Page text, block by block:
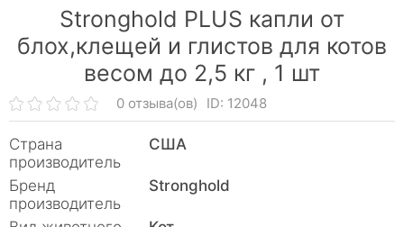
Stronghold PLUS капли от
блох,клещей и глистов для котов
весом до 2,5 кг , 1 шт
0 отзыва(ов) ID: 12048
Страна
производитель
США
Бренд
производитель
Stronghold